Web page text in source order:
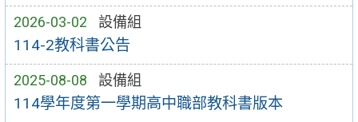
2026-03-02 設備組
114-2教科書公告
2025-08-08 設備組
114學年度第一學期高中職部教科書版本